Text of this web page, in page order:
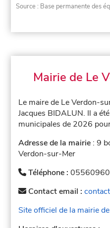
Source : Base permanente des
Mairie de Le
Le maire de Le Verdon-
Jacques BIDALUN. Il a
municipales de 2026
Adresse de la mairie : 9
Verdon-sur-Mer
Téléphone :
Contact email :
Site officiel de la mairie